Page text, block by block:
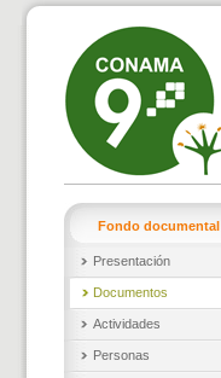
Fondo documental
Presentación
Documentos
Actividades
Personas